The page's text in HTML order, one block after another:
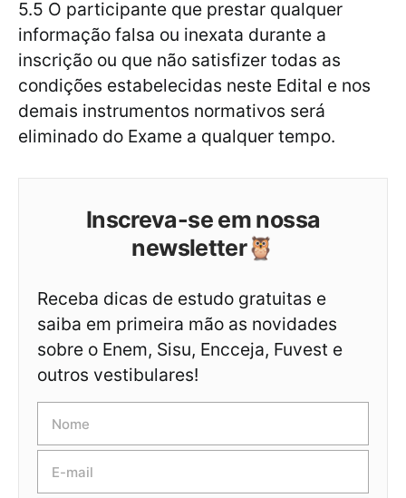
5.5 O participante que prestar qualquer
informação falsa ou inexata durante a
inscrição ou que não satisfizer todas as
condições estabelecidas neste Edital e nos
demais instrumentos normativos será
eliminado do Exame a qualquer tempo.
Inscreva-se em nossa
newsletter🦉
Receba dicas de estudo gratuitas e
saiba em primeira mão as novidades
sobre o Enem, Sisu, Encceja, Fuvest e
outros vestibulares!